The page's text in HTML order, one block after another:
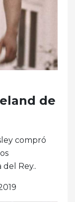
de
compró
Rey..